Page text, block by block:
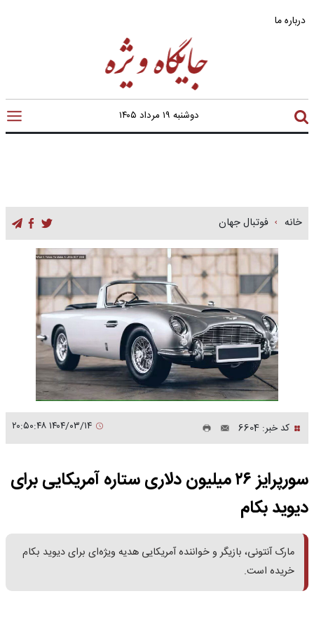
درباره ما
دوشنبه ۱۹ مرداد ۱۴۰۵
خانه فوتبال جهان
کد خبر: 6604
سورپرایز ۲۶ میلیون دلاری ستاره آمریکایی برای
دیوید بکام
مارک آنتونی، بازیگر و خواننده آمریکایی هدیه ویژه‌ای برای دیوید بکام
خریده است.